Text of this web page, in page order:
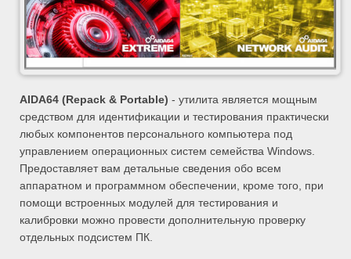
AIDA64 (Repack & Portable) - утилита является мощным
средством для идентификации и тестирования практически
любых компонентов персонального компьютера под
управлением операционных систем семейства Windows.
Предоставляет вам детальные сведения обо всем
аппаратном и программном обеспечении, кроме того, при
помощи встроенных модулей для тестирования и
калибровки можно провести дополнительную проверку
отдельных подсистем ПК.